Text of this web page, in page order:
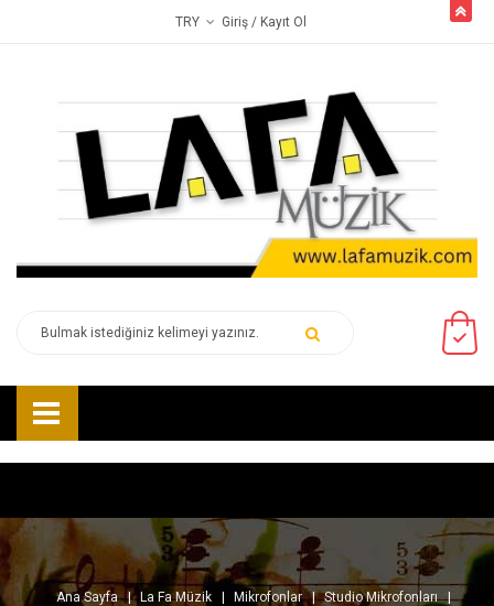
TRY Giriş / Kayıt Ol
Ana Sayfa La Fa Müzik Mikrofonlar
Studio Mikrofonları